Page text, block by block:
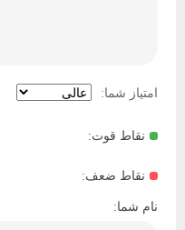
امتیاز شما:
نقاط قوت:
نقاط ضعف:
نام شما: